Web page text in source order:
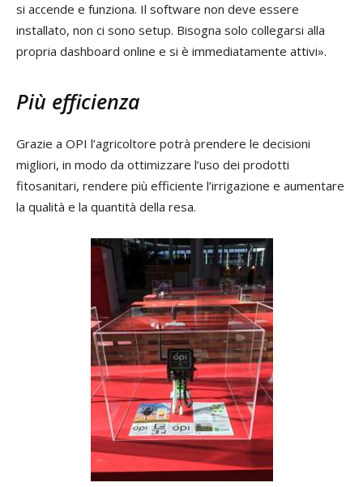
si accende e funziona. Il software non deve essere
installato, non ci sono setup. Bisogna solo collegarsi alla
propria dashboard online e si è immediatamente attivi».
Più efficienza
Grazie a OPI l’agricoltore potrà prendere le decisioni
migliori, in modo da ottimizzare l’uso dei prodotti
fitosanitari, rendere più efficiente l’irrigazione e aumentare
la qualità e la quantità della resa.